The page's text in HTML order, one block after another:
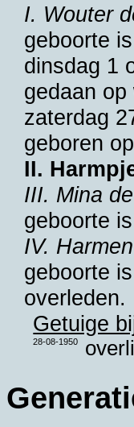
I. Wouter
geboorte
dinsdag 1
gedaan
zaterdag
geboren
II.
III. Mina
geboorte
IV.
geboorte
overleden.
Getuige
28-08-1950